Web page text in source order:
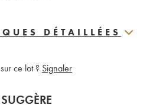
DÉTAILLÉES
ce lot ? Signaler